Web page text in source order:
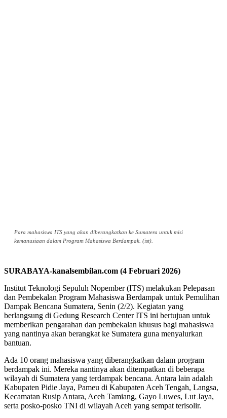
Para mahasiswa ITS yang akan diberangkatkan ke Sumatera untuk misi
kemanusiaan dalam Program Mahasiswa Berdampak. (ist).
SURABAYA-kanalsembilan.com (4 Februari 2026)
Institut Teknologi Sepuluh Nopember (ITS) melakukan Pelepasan
dan Pembekalan Program Mahasiswa Berdampak untuk Pemulihan
Dampak Bencana Sumatera, Senin (2/2). Kegiatan yang
berlangsung di Gedung Research Center ITS ini bertujuan untuk
memberikan pengarahan dan pembekalan khusus bagi mahasiswa
yang nantinya akan berangkat ke Sumatera guna menyalurkan
bantuan.
Ada 10 orang mahasiswa yang diberangkatkan dalam program
berdampak ini. Mereka nantinya akan ditempatkan di beberapa
wilayah di Sumatera yang terdampak bencana. Antara lain adalah
Kabupaten Pidie Jaya, Pameu di Kabupaten Aceh Tengah, Langsa,
Kecamatan Rusip Antara, Aceh Tamiang, Gayo Luwes, Lut Jaya,
serta posko-posko TNI di wilayah Aceh yang sempat terisolir.